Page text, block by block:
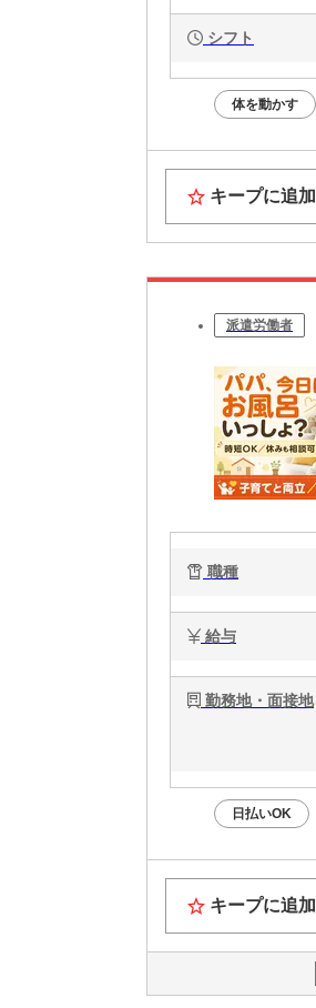
シフト
体を動かす
キープに追加
派遣労働者
職種
給与
勤務地・面接地
日払いOK
キープに追加